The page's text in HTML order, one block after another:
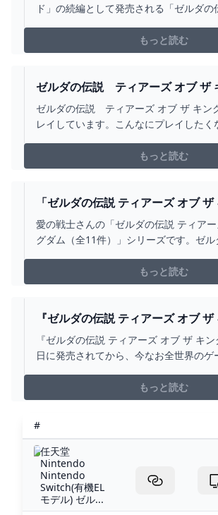
ド」の続編として発売される「ゼルダ
もっと読む
ゼルダの伝説 ティアーズ オブ ザ
何が凄いのか しあわせなITせいかつ
ゼルダの伝説 ティアーズ オブ ザ キン
レイしています。こんなにプレイしたく
ーでしたが、ゼルダの伝説 ティアーズ
ムは、それ以上の神ゲーです。ゼルダ
物語に引き込まれる前作のブレスオブザ
や単調な部分がありました。ストーリー
いう
もっと読む
「ゼルダの伝説 ティアーズ オブ
（全11件）」 愛の戦士さんのシリ
愛の戦士さんの「ゼルダの伝説 ティア
グダム（全11件）」シリーズです。ゼル
もっと読む
『ゼルダの伝説 ティアーズ オブ
ム』、1時間未満でクリアした猛者現る
WEB ゲットナビ
『ゼルダの伝説 ティアーズ オブ ザ キ
日に発売されてから、今なお全世界のゲ
したと主張する人もいましたが、今度は
ートからエンディングまで到達したとい
もっと読む
#
任天堂
Nintendo
Nintendo
Switch(有機EL
モデル) ゼル...